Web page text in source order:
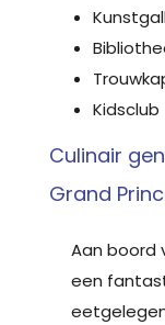
Kidsclub
Culinair
Grand
Aan boord
een